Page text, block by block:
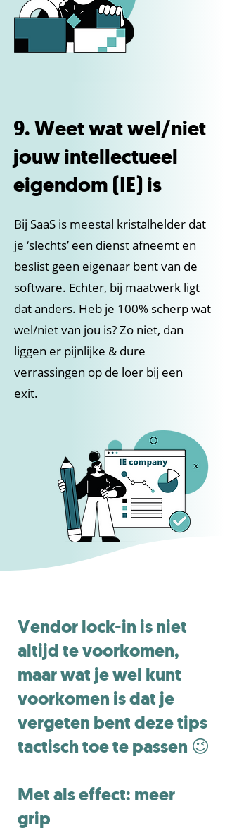
9. Weet wat wel/niet
jouw intellectueel
eigendom (IE) is
Bij SaaS is meestal kristalhelder dat
je ‘slechts’ een dienst afneemt en
beslist geen eigenaar bent van de
software. Echter, bij maatwerk ligt
dat anders. Heb je 100% scherp wat
wel/niet van jou is? Zo niet, dan
liggen er pijnlijke & dure
verrassingen op de loer bij een
exit.
Vendor lock-in is niet
altijd te voorkomen,
maar wat je wel kunt
voorkomen is dat je
vergeten bent deze tips
tactisch toe te passen 😉
Met als effect: meer
grip